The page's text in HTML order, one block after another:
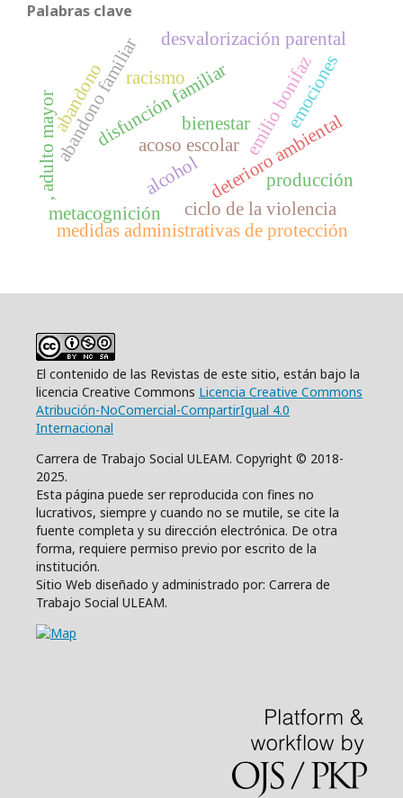
Palabras clave
emilio bonifaz
deterioro ambiental
disfunción familiar
bienestar
ciclo de la violencia
medidas administrativas de protección
abandono familiar desvalorización parental
acoso escolar
abandono
, adulto mayor alcohol
emociones
racismo
metacognición
producción
El contenido de las Revistas de este sitio, están bajo la
licencia Creative Commons Licencia Creative Commons
Atribución-NoComercial-CompartirIgual 4.0
Internacional
Carrera de Trabajo Social ULEAM. Copyright © 2018-
2025.
Esta página puede ser reproducida con fines no
lucrativos, siempre y cuando no se mutile, se cite la
fuente completa y su dirección electrónica. De otra
forma, requiere permiso previo por escrito de la
institución.
Sitio Web diseñado y administrado por: Carrera de
Trabajo Social ULEAM.